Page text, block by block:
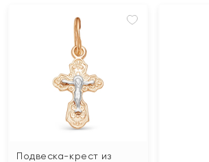
Подвеска-крест из